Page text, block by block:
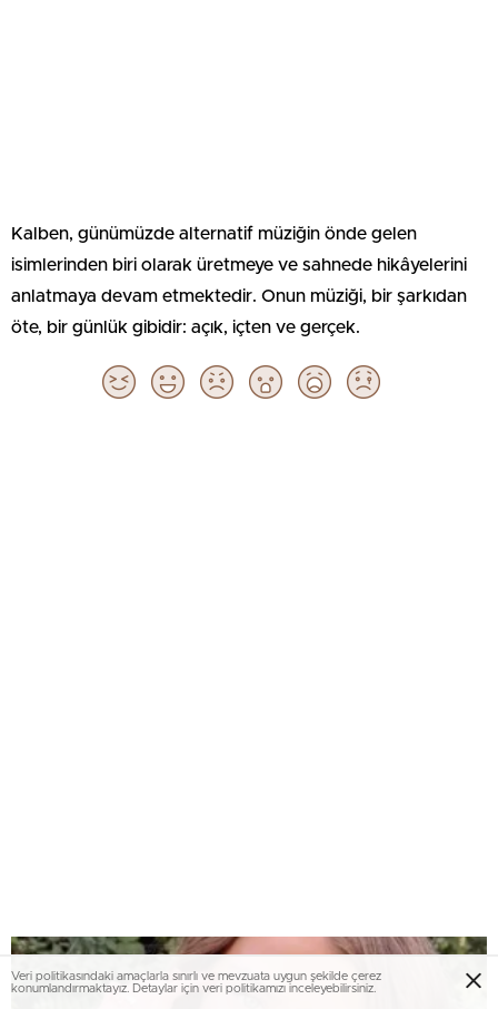
Kalben, günümüzde alternatif müziğin önde gelen
isimlerinden biri olarak üretmeye ve sahnede hikâyelerini
anlatmaya devam etmektedir. Onun müziği, bir şarkıdan
öte, bir günlük gibidir: açık, içten ve gerçek.
Veri politikasındaki amaçlarla sınırlı ve mevzuata uygun şekilde çerez
konumlandırmaktayız. Detaylar için veri politikamızı inceleyebilirsiniz.